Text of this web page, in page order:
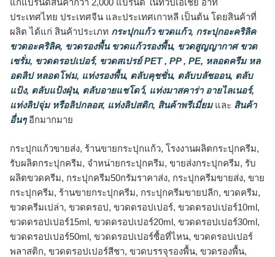
แก่แบรนด์สินค้ากว่า 2,000 แบรนด์ ในทวีปเอเชีย อาทิ
ประเทศไทย ประเทศจีน และประเทศเกาหลี เป็นต้น โดยสินค้าที่
ผลิต ได้แก่ สินค้าประเภท กระปุกแก้ว ขวดแก้ว, กระปุกอะคริลิค
ขวดอะคริลิค, ขวดรองพื้น ขวดแก้วรองพื้น, ขวดสูญญากาศ ขวด
เซรั่ม, ขวดดรอปเปอร์, ขวดสเปรย์ PET , PP , PE, หลอดครีม หล
อดลิป หลอดโฟม, แท่งรองพื้น, ตลับคุชชั่น, ตลับบลัชออน, ตลับ
แป้ง, ตลับแป้งฝุ่น, ตลับอายแชโดว์, แท่งมาสคาร่า อายไลเนอร์,
แท่งลิปจุ่ม หรือลิปกลอส, แท่งลิปสติก, สินค้าพรีเมี่ยมและ สินค้า
อื่นๆอีกมากมาย
กระปุกแก้วขายส่ง, ร้านขายกระปุกแก้ว, โรงงานผลิตกระปุกครีม,
รับผลิตกระปุกครีม, จำหน่ายกระปุกครีม, ขายส่งกระปุกครีม, รับ
ผลิตขวดครีม, กระปุกครีม50กรัมราคาส่ง, กระปุกครีมขายส่ง, ขาย
กระปุกครีม, ร้านขายกระปุกครีม, กระปุกครีมขายปลีก, ขวดครีม,
ขวดครีมเปล่า, ขวดดรอป, ขวดดรอปเปอร์, ขวดดรอปเปอร์10ml,
ขวดดรอปเปอร์15ml, ขวดดรอปเปอร์20ml, ขวดดรอปเปอร์30ml,
ขวดดรอปเปอร์50ml, ขวดดรอปเปอร์ซื้อที่ไหน, ขวดดรอปเปอร์
พลาสติก, ขวดดรอปเปอร์สีชา, ขวดบรรจุรองพื้น, ขวดรองพื้น,